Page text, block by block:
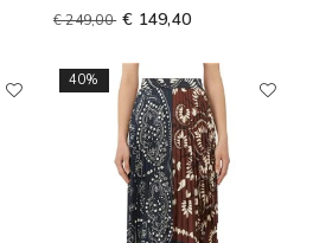
€ 249,00 € 149,40
40%